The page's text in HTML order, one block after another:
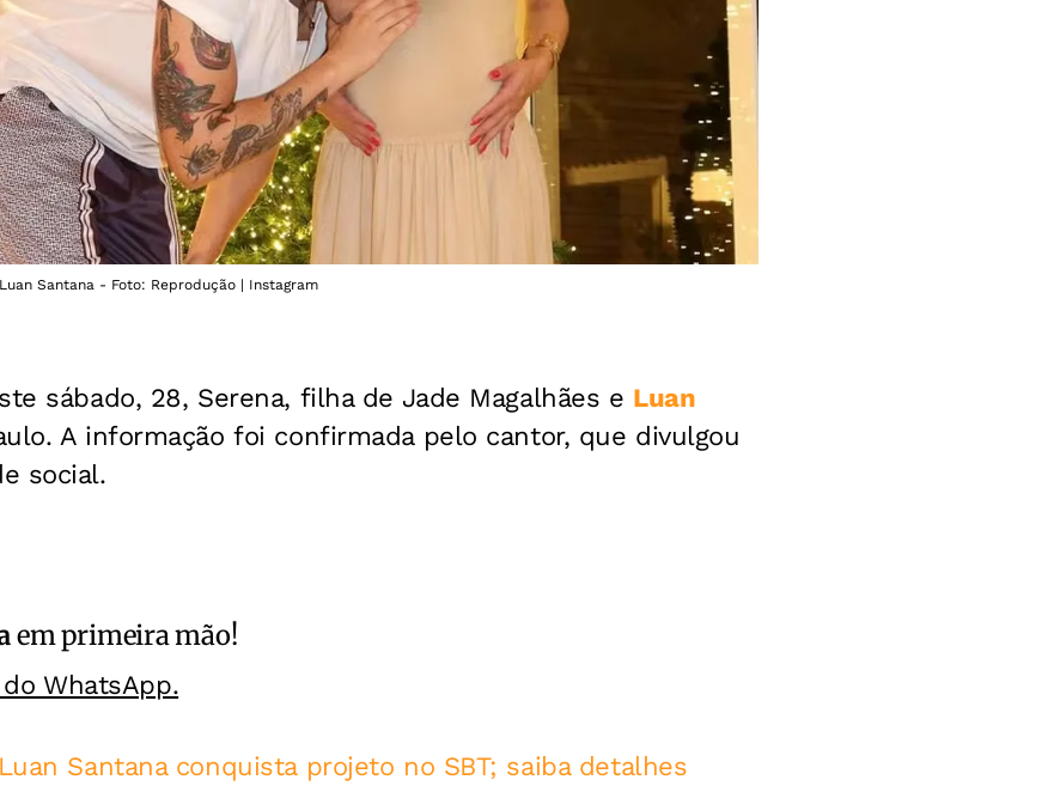
Santana - Foto: Reprodução | Instagram
sábado, 28, Serena, filha de Jade Magalhães e Luan
A informação foi confirmada pelo cantor, que divulgou
social.
em primeira mão!
WhatsApp.
Santana conquista projeto no SBT; saiba detalhes